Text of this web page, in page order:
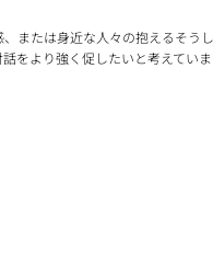
たは身近な人々の抱えるそ
より強く促したいと考えてい